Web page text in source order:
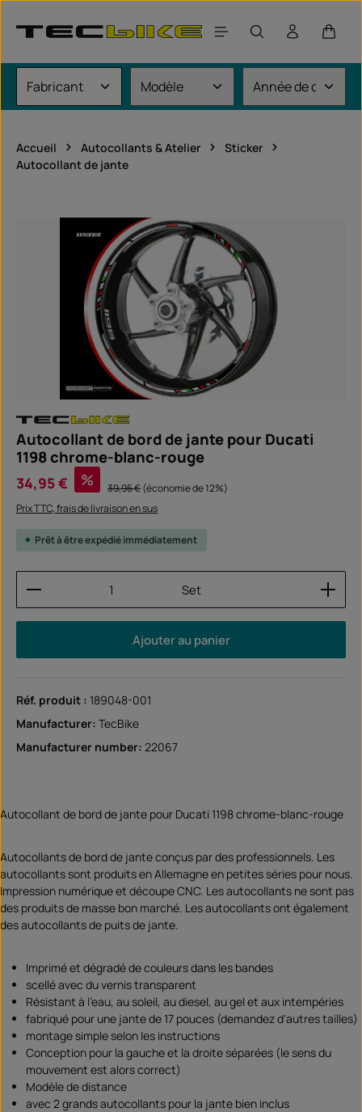
Le
Accueil Autocollants & Atelier
Sticker
Autocollant de jante
Ignorer la galerie d'images
Autocollant de bord de jante pour Ducati
1198 chrome-blanc-rouge
Prix de vente :
34,95 € % Prix régulier :
39,95 €(économie de 12%)
Prix TTC, frais de livraison en sus
Prêt à être expédié immédiatement
Quantité de produit : Entrez la quantité
Set
Ajouter au panier
Réf. produit : 189048-001
Manufacturer: TecBike
Manufacturer number: 22067
Autocollant de bord de jante pour Ducati 1198 chrome-blanc-rouge
Autocollants de bord de jante conçus par des professionnels. Les
autocollants sont produits en Allemagne en petites séries pour nous.
Impression numérique et découpe CNC. Les autocollants ne sont pas
des produits de masse bon marché. Les autocollants ont également
des autocollants de puits de jante.
Imprimé et dégradé de couleurs dans les bandes
scellé avec du vernis transparent
Résistant à l'eau, au soleil, au diesel, au gel et aux intempéries
fabriqué pour une jante de 17 pouces (demandez d'autres tailles)
montage simple selon les instructions
Conception pour la gauche et la droite séparées (le sens du
mouvement est alors correct)
Modèle de distance
avec 2 grands autocollants pour la jante bien inclus